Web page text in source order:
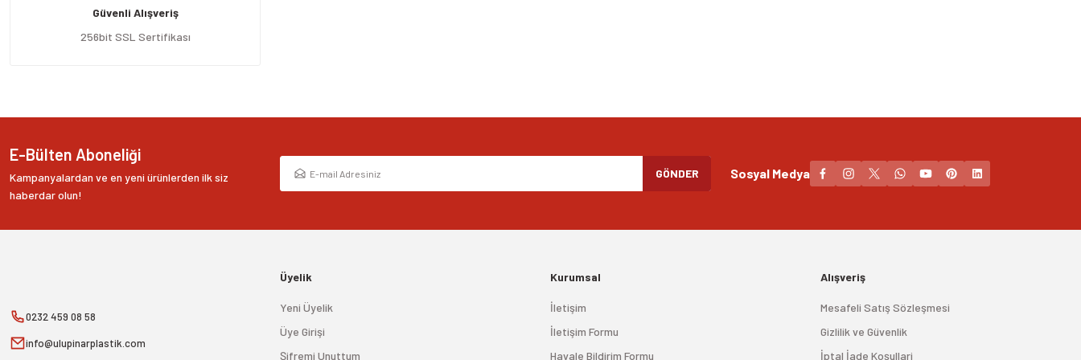
Ürün bilgilerinde hatalar bulunuyor.
Ürün fiyatı diğer sitelerden daha pahalı.
Güvenli Alışveriş
256bit SSL Sertifikası
E-Bülten Aboneliği
Kampanyalardan ve en yeni ürünlerden ilk siz
haberdar olun!
GÖNDER Sosyal Medya
0232 459 08 58
info@ulupinarplastik.com
Üyelik
Yeni Üyelik
Üye Girişi
Şifremi Unuttum
Kurumsal
İletişim
İletişim Formu
Havale Bildirim Formu
Alışveriş
Mesafeli Satış Sözleşmesi
Gizlilik ve Güvenlik
İptal İade Koşullari